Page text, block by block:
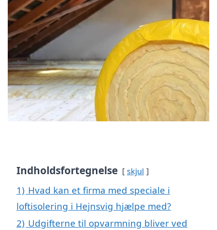
Indholdsfortegnelse skjul
1) Hvad kan et firma med speciale i
loftisolering i Hejnsvig hjælpe med?
2) Udgifterne til opvarmning bliver ved